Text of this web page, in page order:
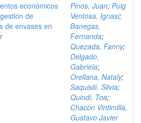
económicos
de
de envases en
Pinos, Juan; Puig
Ventosa, Ignasi;
Banegas,
Fernanda;
Quezada, Fanny;
Delgado,
Gabriela;
Orellana, Nataly;
Saquisilí, Silvia;
Quindi, Toa;
Chacón Vintimilla,
Gustavo Javier